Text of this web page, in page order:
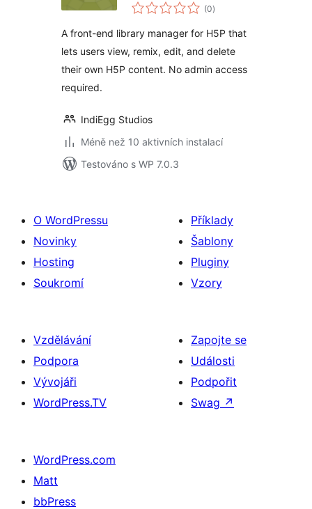
(0celkové
hodnocení
)
A front-end library manager for H5P that
lets users view, remix, edit, and delete
their own H5P content. No admin access
required.
IndiEgg Studios
Méně než 10 aktivních instalací
Testováno s WP 7.0.3
O WordPressu
Novinky
Hosting
Soukromí
Příklady
Šablony
Pluginy
Vzory
Vzdělávání
Podpora
Vývojáři
WordPress.TV
Zapojte se
Události
Podpořit
Swag ↗
WordPress.com
Matt
bbPress